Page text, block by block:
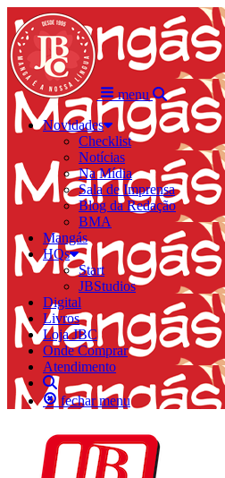
menu
Novidades
Checklist
Notícias
Na Mídia
Sala de Imprensa
Blog da Redação
BMA
Mangás
HQs
Start
JBStudios
Digital
Livros
Loja JBC
Onde Comprar
Atendimento
fechar menu